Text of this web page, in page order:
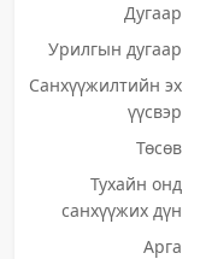
Дугаар
Урилгын дугаар
Санхүүжилтийн эх
үүсвэр
Төсөв
Тухайн онд
санхүүжих дүн
Арга